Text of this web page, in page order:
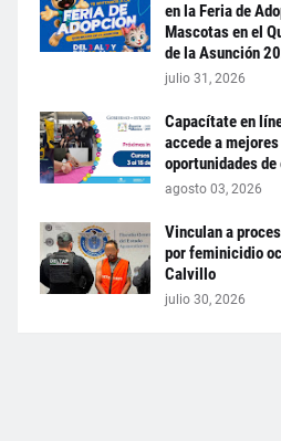
en la Feria de
Mascotas en el
de la Asunción
julio 31, 2026
Capacítate en
accede a mejores
oportunidades de
agosto 03, 2026
Vinculan a
por feminicidio
Calvillo
julio 30, 2026